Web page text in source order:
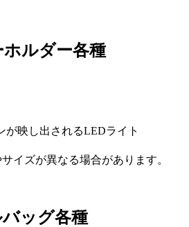
ルダー各種
が映し出されるLEDライト
イズが異なる場合があります。
ッグ各種